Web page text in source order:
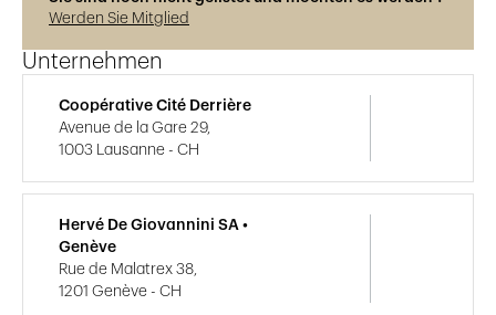
Werden Sie Mitglied
Unternehmen
Coopérative Cité Derrière
Avenue de la Gare 29,
1003 Lausanne - CH
Hervé De Giovannini SA •
Genève
Rue de Malatrex 38,
1201 Genève - CH